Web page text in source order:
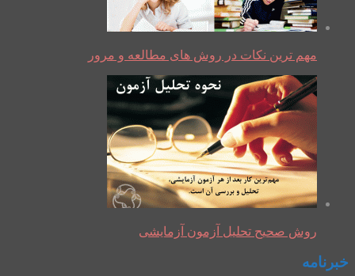
مهم ترین نکات در روش های مطالعه و مرور
روش صحیح تحلیل آزمون آزمایشی
خبرنامه